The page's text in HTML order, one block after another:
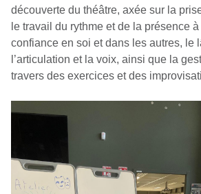
découverte du théâtre, axée sur la
le travail du rythme et de la présence à
confiance en soi et dans les autres, le
l’articulation et la voix, ainsi que la
travers des exercices et des